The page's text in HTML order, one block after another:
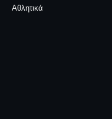
Αθλητικά